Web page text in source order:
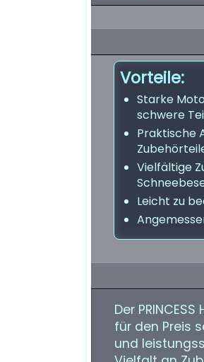
Vorteile:
Starke
schwere
Praktische
Vielfältige
Leicht zu
Der
für den Preis
und